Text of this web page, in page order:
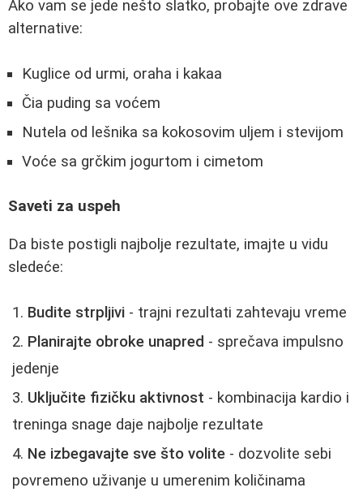
Ako vam se jede nešto slatko, probajte ove zdrave
alternative:
Kuglice od urmi, oraha i kakaa
Čia puding sa voćem
Nutela od lešnika sa kokosovim uljem i stevijom
Voće sa grčkim jogurtom i cimetom
Saveti za uspeh
Da biste postigli najbolje rezultate, imajte u vidu
sledeće:
Budite strpljivi - trajni rezultati zahtevaju vreme
Planirajte obroke unapred - sprečava impulsno
jedenje
Uključite fizičku aktivnost - kombinacija kardio i
treninga snage daje najbolje rezultate
Ne izbegavajte sve što volite - dozvolite sebi
povremeno uživanje u umerenim količinama